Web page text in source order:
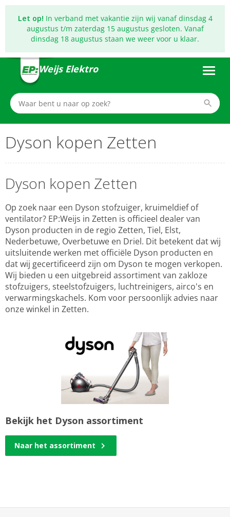
Let op! In verband met vakantie zijn wij vanaf dinsdag 4
augustus t/m zaterdag 15 augustus gesloten. Vanaf
dinsdag 18 augustus staan we weer voor u klaar.
Weijs Elektro
Dyson kopen Zetten
Dyson kopen Zetten
Op zoek naar een Dyson stofzuiger, kruimeldief of
ventilator? EP:Weijs in Zetten is officieel dealer van
Dyson producten in de regio Zetten, Tiel, Elst,
Nederbetuwe, Overbetuwe en Driel. Dit betekent dat wij
uitsluitende werken met officiële Dyson producten en
dat wij gecertificeerd zijn om Dyson te mogen verkopen.
Wij bieden u een uitgebreid assortiment van zakloze
stofzuigers, steelstofzuigers, luchtreinigers, airco's en
verwarmingskachels. Kom voor persoonlijk advies naar
onze winkel in Zetten.
Bekijk het Dyson assortiment
Naar het assortiment